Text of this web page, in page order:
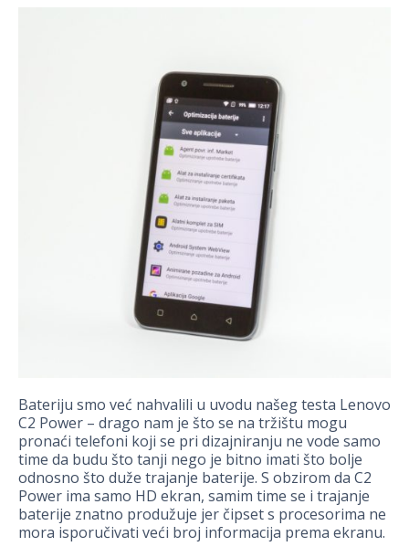
Bateriju smo već nahvalili u uvodu našeg testa Lenovo
C2 Power – drago nam je što se na tržištu mogu
pronaći telefoni koji se pri dizajniranju ne vode samo
time da budu što tanji nego je bitno imati što bolje
odnosno što duže trajanje baterije. S obzirom da C2
Power ima samo HD ekran, samim time se i trajanje
baterije znatno produžuje jer čipset s procesorima ne
mora isporučivati veći broj informacija prema ekranu.